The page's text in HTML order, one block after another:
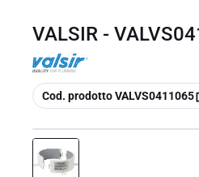
VALSIR -
copia
Cod. prodotto VALVS0411065